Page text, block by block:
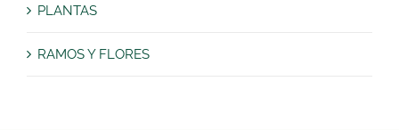
PLANTAS
RAMOS Y FLORES